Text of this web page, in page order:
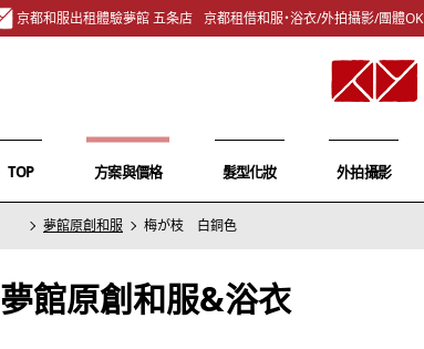
京都和服出租體驗夢館 五条店 京都租借和服・浴衣/外拍攝影/團體OK
TOP 方案與價格 髮型化妝 外拍攝影
夢館原創和服 梅が枝 白銅色
夢館原創和服&浴衣